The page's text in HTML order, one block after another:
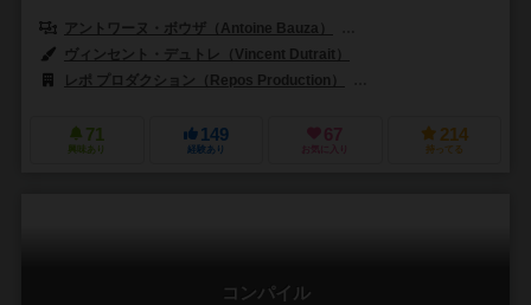
アントワーヌ・ボウザ（Antoine Bauza）
ヴィンセント・デュトレ（Vincent Dutrait）
レポ プロダクション（Repos Production）
71
興味あり
149
経験あり
67
お気に入り
214
持ってる
コンパイル